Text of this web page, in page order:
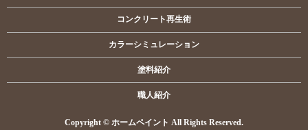
コンクリート再生術
カラーシミュレーション
塗料紹介
職人紹介
Copyright © ホームペイント All Rights Reserved.